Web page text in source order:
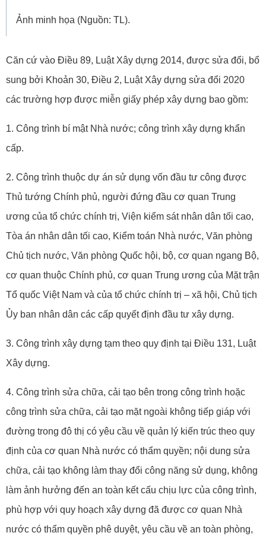
Ảnh minh họa (Nguồn: TL).
Căn cứ vào Điều 89, Luật Xây dựng 2014, được sửa đổi, bổ
sung bởi Khoản 30, Điều 2, Luật Xây dựng sửa đổi 2020
các trường hợp được miễn giấy phép xây dựng bao gồm:
1. Công trình bí mật Nhà nước; công trình xây dựng khẩn
cấp.
2. Công trình thuộc dự án sử dụng vốn đầu tư công được
Thủ tướng Chính phủ, người đứng đầu cơ quan Trung
ương của tổ chức chính trị, Viện kiểm sát nhân dân tối cao,
Tòa án nhân dân tối cao, Kiểm toán Nhà nước, Văn phòng
Chủ tịch nước, Văn phòng Quốc hội, bộ, cơ quan ngang Bộ,
cơ quan thuộc Chính phủ, cơ quan Trung ương của Mặt trận
Tổ quốc Việt Nam và của tổ chức chính trị – xã hội, Chủ tịch
Ủy ban nhân dân các cấp quyết định đầu tư xây dựng.
3. Công trình xây dựng tạm theo quy định tại Điều 131, Luật
Xây dựng.
4. Công trình sửa chữa, cải tạo bên trong công trình hoặc
công trình sửa chữa, cải tạo mặt ngoài không tiếp giáp với
đường trong đô thị có yêu cầu về quản lý kiến trúc theo quy
định của cơ quan Nhà nước có thẩm quyền; nội dung sửa
chữa, cải tạo không làm thay đổi công năng sử dụng, không
làm ảnh hưởng đến an toàn kết cấu chịu lực của công trình,
phù hợp với quy hoạch xây dựng đã được cơ quan Nhà
nước có thẩm quyền phê duyệt, yêu cầu về an toàn phòng,